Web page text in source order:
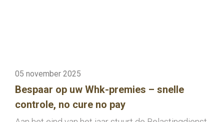
05 november 2025
Bespaar op uw Whk-premies – snelle
controle, no cure no pay